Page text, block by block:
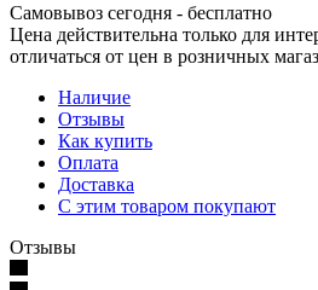
Самовывоз сегодня - бесплатно
Цена действительна только для
отличаться от цен в розничных
Наличие
Отзывы
Как купить
Оплата
Доставка
С этим товаром покупают
Отзывы